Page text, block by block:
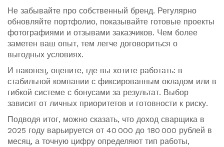
Не забывайте про собственный бренд. Регулярно
обновляйте портфолио, показывайте готовые проекты
фотографиями и отзывами заказчиков. Чем более
заметен ваш опыт, тем легче договориться о
выгодных условиях.
И наконец, оцените, где вы хотите работать: в
стабильной компании с фиксированным окладом или в
гибкой системе с бонусами за результат. Выбор
зависит от личных приоритетов и готовности к риску.
Подводя итог, можно сказать, что доход сварщика в
2025 году варьируется от 40 000 до 180 000 рублей в
месяц, а точную цифру определяют тип работы,